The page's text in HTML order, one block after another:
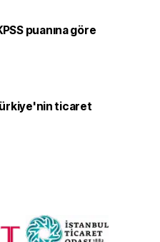
puanına göre
ticaret